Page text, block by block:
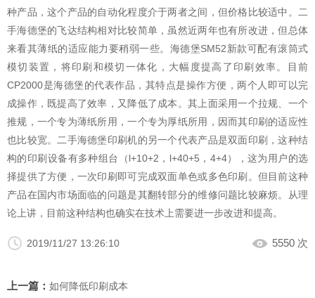
种产品，这个产品的自动化程度介于两者之间，但价格比较适中。二
手海德堡的飞达结构相对比较简单，虽然近两年也有所改进，但总体
来看其薄纸的适应能力要稍弱一些。海德堡SM52新款可配有滚筒式
模切装置，将印刷和模切一体化，大幅度提高了印刷效率。目前
CP2000是海德堡的代表作品，其特点是操作方便，两个人即可以完
成操作，既提高了效率，又降低了成本。其上面采用一个拉规、一个
推规，一个专为薄纸所用，一个专为厚纸所用，因而其印刷的适应性
也比较宽。二手海德堡印刷机的另一个代表产品是双面印刷，这种结
构的印刷设备有多种组台（l+10+2，l+40+5，4+4），这为用户的选
择提供了方便，一次印刷即可完成双面单色或多色印刷。但目前这种
产品在国内市场面临的问题是其翻转部分的维修问题比较麻烦。从理
论上讲，目前这种结构也确实在技术上需要进一步改进和提高。
2019/11/27 13:26:10 5550 次
上一篇： 如何降低印刷成本